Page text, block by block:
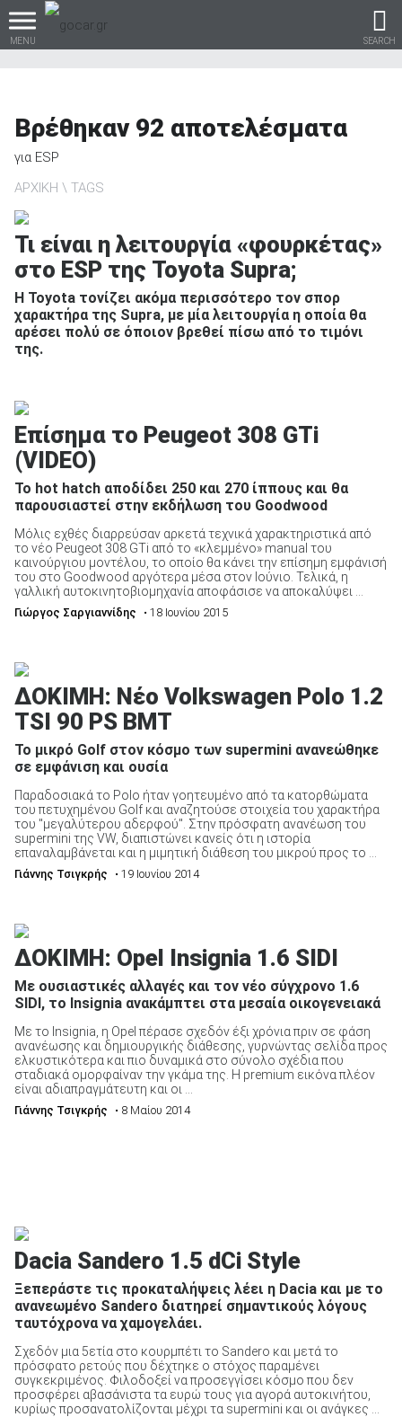
MENU SEARCH
βρες το!
ΑΝΑΖΗΤΗΣΗ
Μεταχειρισμένα
ΑΝΑΖΗΤΗΣΗ
Επιχειρήσεις
ΑΝΑΖΗΤΗΣΗ
Βρέθηκαν 92 αποτελέσματα
για ESP
ΑΡΧΙΚΗ
TAGS
Τι είναι η λειτουργία «φουρκέτας»
στο ESP της Toyota Supra;
Η Toyota τονίζει ακόμα περισσότερο τον σπορ
χαρακτήρα της Supra, με μία λειτουργία η οποία θα
αρέσει πολύ σε όποιον βρεθεί πίσω από το τιμόνι
της.
Επίσημα το Peugeot 308 GTi
(VIDEO)
To hot hatch αποδίδει 250 και 270 ίππους και θα
παρουσιαστεί στην εκδήλωση του Goodwood
Μόλις εχθές διαρρεύσαν αρκετά τεχνικά χαρακτηριστικά από
το νέο Peugeot 308 GTi από το «κλεμμένο» manual του
καινούργιου μοντέλου, το οποίο θα κάνει την επίσημη εμφάνισή
του στο Goodwood αργότερα μέσα στον Ιούνιο. Τελικά, η
γαλλική αυτοκινητοβιομηχανία αποφάσισε να αποκαλύψει ...
Γιώργος Σαργιαννίδης • 18 Ιουνίου 2015
ΔΟΚΙΜΗ: Νέο Volkswagen Polo 1.2
TSI 90 PS BMT
Το μικρό Golf στον κόσμο των supermini ανανεώθηκε
σε εμφάνιση και ουσία
Παραδοσιακά το Polo ήταν γοητευμένο από τα κατορθώματα
του πετυχημένου Golf και αναζητούσε στοιχεία του χαρακτήρα
του "μεγαλύτερου αδερφού". Στην πρόσφατη ανανέωση του
supermini της VW, διαπιστώνει κανείς ότι η ιστορία
επαναλαμβάνεται και η μιμητική διάθεση του μικρού προς το ...
Γιάννης Τσιγκρής • 19 Ιουνίου 2014
ΔΟΚΙΜΗ: Opel Insignia 1.6 SIDI
Με ουσιαστικές αλλαγές και τον νέο σύγχρονο 1.6
SIDI, το Insignia ανακάμπτει στα μεσαία οικογενειακά
Με το Insignia, η Opel πέρασε σχεδόν έξι χρόνια πριν σε φάση
ανανέωσης και δημιουργικής διάθεσης, γυρνώντας σελίδα προς
ελκυστικότερα και πιο δυναμικά στο σύνολο σχέδια που
σταδιακά ομορφαίναν την γκάμα της. Η premium εικόνα πλέον
είναι αδιαπραγμάτευτη και οι ...
Γιάννης Τσιγκρής • 8 Μαίου 2014
Dacia Sandero 1.5 dCi Style
Ξεπεράστε τις προκαταλήψεις λέει η Dacia και με το
ανανεωμένο Sandero διατηρεί σημαντικούς λόγους
ταυτόχρονα να χαμογελάει.
Σχεδόν μια 5ετία στο κουρμπέτι το Sandero και μετά το
πρόσφατο ρετούς που δέχτηκε ο στόχος παραμένει
συγκεκριμένος. Φιλοδοξεί να προσεγγίσει κόσμο που δεν
προσφέρει αβασάνιστα τα ευρώ τους για αγορά αυτοκινήτου,
κυρίως προσανατολίζονται μέχρι τα supermini και οι ανάγκες ...